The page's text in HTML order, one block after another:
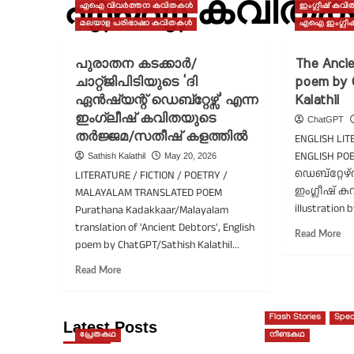
എഐ
എഐ വിവർത്തന കവിതകൾ
മലയാള പരിഭാഷാ കവിതകൾ
പുരാതന കടക്കാർ/
ചാറ്റ്ജിപിടിയുടെ ‘ദി
ഏൻഷ്യന്റ് ഡെബ്റ്റേഴ്സ്’ എന്ന
ഇംഗ്ലീഷ് കവിതയുടെ
തർജ്ജമ/സതീഷ് കളത്തിൽ
Sathish Kalathil May 20, 2026
LITERATURE / FICTION / POETRY /
MALAYALAM TRANSLATED POEM
Purathana Kadakkaar/Malayalam
translation of 'Ancient Debtors', English
poem by ChatGPT/Sathish Kalathil...
Read MoreRead
കടക്കാർ/
ചാറ്റ്ജിപിടിയുടെ
ഇംഗ്ലീഷ്
എഐ
The
poem by
Kalathil
ChatGPT
ENGLISH
ENGLISH
ഇംഗ്ലീഷ്
illustration
Read More
Latest Posts
പ്രേതകഥ
Flash Stories
നീണ്ടകഥ